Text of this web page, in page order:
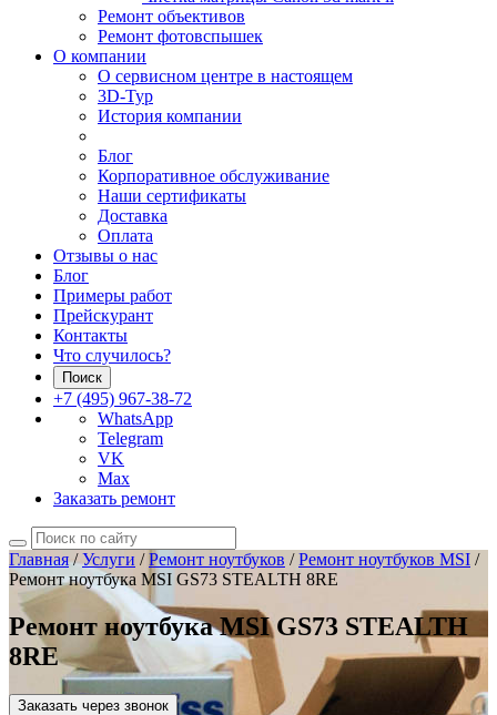
Ремонт объективов
Ремонт фотовспышек
О компании
О сервисном центре в настоящем
3D-Тур
История компании
Блог
Корпоративное обслуживание
Наши сертификаты
Доставка
Оплата
Отзывы о нас
Блог
Примеры работ
Прейскурант
Контакты
Что случилось?
Поиск
+7 (495) 967-38-72
WhatsApp
Telegram
VK
Max
Заказать ремонт
Главная/Услуги /Ремонт ноутбуков /Ремонт ноутбуков MSI /
Ремонт ноутбука MSI GS73 STEALTH 8RE
Ремонт ноутбука MSI GS73 STEALTH
8RE
Заказать через звонок